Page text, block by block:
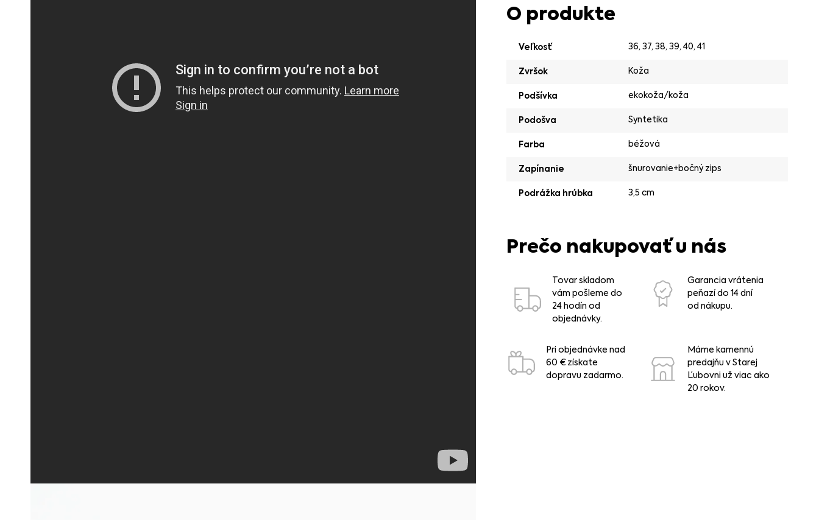
O produkte
Veľkosť 36,37,38,39,40,41
Zvršok Koža
Podšívka ekokoža/koža
Podošva Syntetika
Farba béžová
Zapínanie šnurovanie+bočný zips
Podrážka hrúbka 3,5 cm
Prečo nakupovať u nás
Tovar skladom
vám pošleme do
24 hodín od
objednávky.
Garancia vrátenia
peňazí do 14 dní
od nákupu.
Pri objednávke nad
60 € získate
dopravu zadarmo.
Máme kamennú
predajňu v Starej
Ľubovni už viac ako
20 rokov.